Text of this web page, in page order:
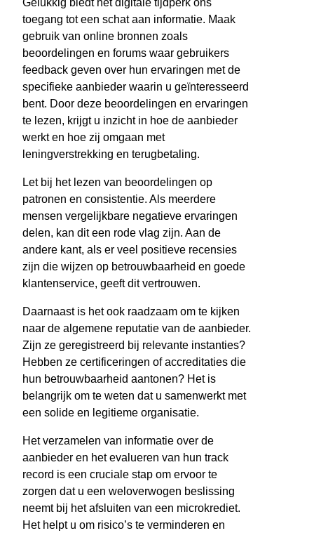
Gelukkig biedt het digitale tijdperk ons
toegang tot een schat aan informatie. Maak
gebruik van online bronnen zoals
beoordelingen en forums waar gebruikers
feedback geven over hun ervaringen met de
specifieke aanbieder waarin u geïnteresseerd
bent. Door deze beoordelingen en ervaringen
te lezen, krijgt u inzicht in hoe de aanbieder
werkt en hoe zij omgaan met
leningverstrekking en terugbetaling.
Let bij het lezen van beoordelingen op
patronen en consistentie. Als meerdere
mensen vergelijkbare negatieve ervaringen
delen, kan dit een rode vlag zijn. Aan de
andere kant, als er veel positieve recensies
zijn die wijzen op betrouwbaarheid en goede
klantenservice, geeft dit vertrouwen.
Daarnaast is het ook raadzaam om te kijken
naar de algemene reputatie van de aanbieder.
Zijn ze geregistreerd bij relevante instanties?
Hebben ze certificeringen of accreditaties die
hun betrouwbaarheid aantonen? Het is
belangrijk om te weten dat u samenwerkt met
een solide en legitieme organisatie.
Het verzamelen van informatie over de
aanbieder en het evalueren van hun track
record is een cruciale stap om ervoor te
zorgen dat u een weloverwogen beslissing
neemt bij het afsluiten van een microkrediet.
Het helpt u om risico’s te verminderen en